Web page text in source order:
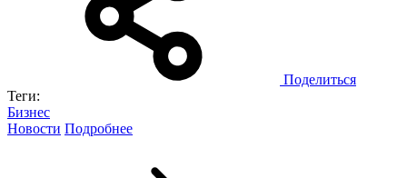
Поделиться
Теги:
Бизнес
Новости Подробнее